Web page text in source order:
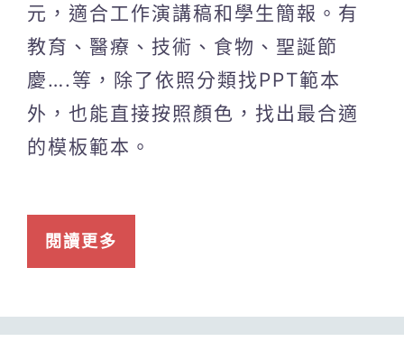
元，適合工作演講稿和學生簡報。有
教育、醫療、技術、食物、聖誕節
慶….等，除了依照分類找PPT範本
外，也能直接按照顏色，找出最合適
的模板範本。
閱讀更多